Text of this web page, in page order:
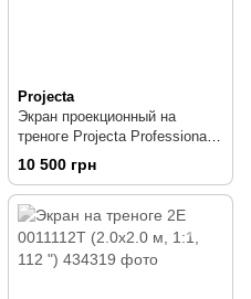
Projecta
Экран проекционный на
треноге Projecta Professional
MW 10430110 (213x213cm,
1:1, 115 ")
10 500 грн